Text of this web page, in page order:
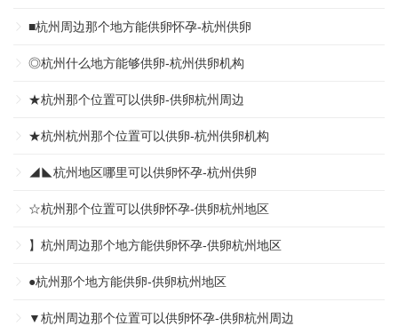
■杭州周边那个地方能供卵怀孕-杭州供卵
◎杭州什么地方能够供卵-杭州供卵机构
★杭州那个位置可以供卵-供卵杭州周边
★杭州杭州那个位置可以供卵-杭州供卵机构
◢◣杭州地区哪里可以供卵怀孕-杭州供卵
☆杭州那个位置可以供卵怀孕-供卵杭州地区
】杭州周边那个地方能供卵怀孕-供卵杭州地区
●杭州那个地方能供卵-供卵杭州地区
▼杭州周边那个位置可以供卵怀孕-供卵杭州周边